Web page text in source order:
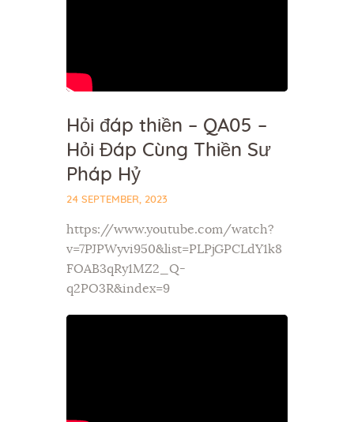
Hỏi đáp thiền – QA05 –
Hỏi Đáp Cùng Thiền Sư
Pháp Hỷ
24 SEPTEMBER, 2023
https://www.youtube.com/watch?
v=7PJPWyvi950&list=PLPjGPCLdY1k8
FOAB3qRy1MZ2_Q-
q2PO3R&index=9